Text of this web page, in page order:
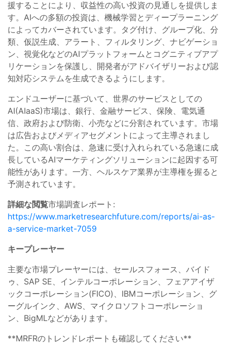
援することにより、収益性の高い投資の見通しを提供しま
す。AIへの多額の投資は、機械学習とディープラーニング
によってカバーされています。タグ付け、グループ化、分
類、仮説生成、アラート、フィルタリング、ナビゲーショ
ン、視覚化などのAIプラットフォームとコグニティブアプ
リケーションを保護し、開発者がアドバイザリーおよび認
知対応システムを生成できるようにします。
エンドユーザーに基づいて、世界のサービスとしての
AI(AIaaS)市場は、銀行、金融サービス、保険、電気通
信、政府および防衛、小売などに分割されています。市場
は広告およびメディアセグメントによって主導されまし
た。この高い割合は、急速に受け入れられている急速に成
長しているAIマーケティングソリューションに起因する可
能性があります。一方、ヘルスケア業界が主導権を握ると
予測されています。
詳細な閲覧市場調査レポート:
https://www.marketresearchfuture.com/reports/ai-as-
a-service-market-7059
キープレーヤー
主要な市場プレーヤーには、セールスフォース、バイド
ゥ、SAP SE、インテルコーポレーション、フェアアイザ
ックコーポレーション(FICO)、IBMコーポレーション、グ
ーグルインク、AWS、マイクロソフトコーポレーショ
ン、BigMLなどがあります。
**MRFRのトレンドレポートも確認してください**